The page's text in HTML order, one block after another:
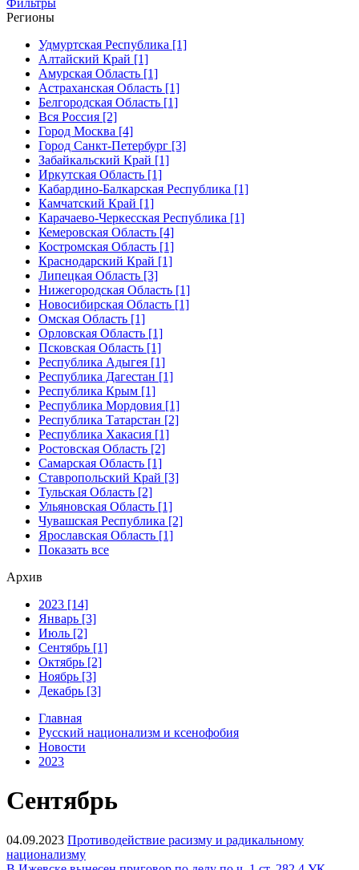
Фильтры
Регионы
Удмуртская Республика [1]
Алтайский Край [1]
Амурская Область [1]
Астраханская Область [1]
Белгородская Область [1]
Вся Россия [2]
Город Москва [4]
Город Санкт-Петербург [3]
Забайкальский Край [1]
Иркутская Область [1]
Кабардино-Балкарская Республика [1]
Камчатский Край [1]
Карачаево-Черкесская Республика [1]
Кемеровская Область [4]
Костромская Область [1]
Краснодарский Край [1]
Липецкая Область [3]
Нижегородская Область [1]
Новосибирская Область [1]
Омская Область [1]
Орловская Область [1]
Псковская Область [1]
Республика Адыгея [1]
Республика Дагестан [1]
Республика Крым [1]
Республика Мордовия [1]
Республика Татарстан [2]
Республика Хакасия [1]
Ростовская Область [2]
Самарская Область [1]
Ставропольский Край [3]
Тульская Область [2]
Ульяновская Область [1]
Чувашская Республика [2]
Ярославская Область [1]
Показать все
Архив
2023 [14]
Январь [3]
Июль [2]
Сентябрь [1]
Октябрь [2]
Ноябрь [3]
Декабрь [3]
Главная
Русский национализм и ксенофобия
Новости
2023
Сентябрь
04.09.2023 Противодействие расизму и радикальному
национализму